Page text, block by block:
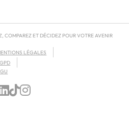
COMPAREZ ET DÉCIDEZ POUR VOTRE AVENIR
LÉGALES